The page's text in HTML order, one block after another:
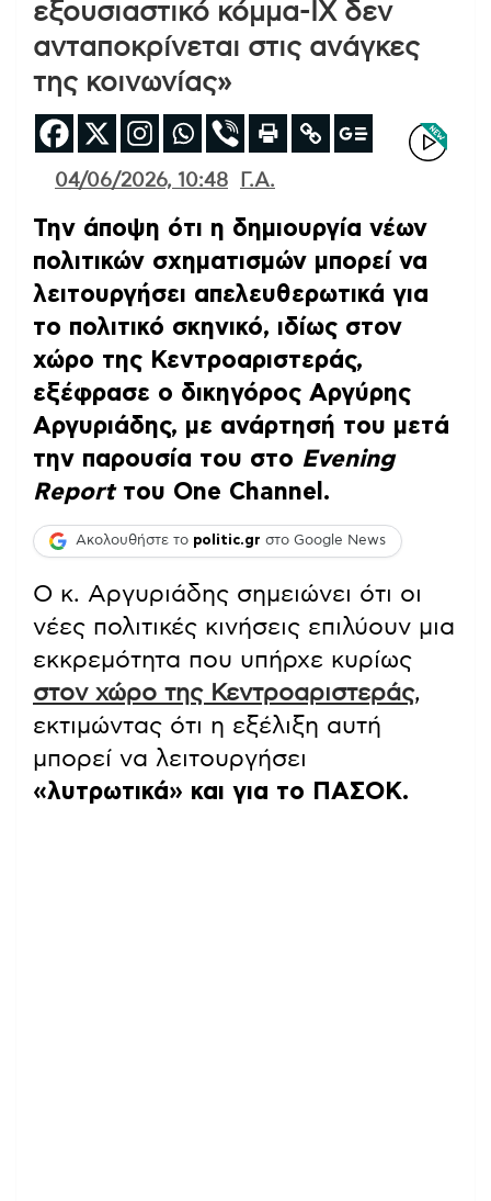
εξουσιαστικό κόμμα-ΙΧ δεν
ανταποκρίνεται στις ανάγκες
της κοινωνίας»
04/06/2026, 10:48 Γ.Α.
Την άποψη ότι η δημιουργία νέων
πολιτικών σχηματισμών μπορεί να
λειτουργήσει απελευθερωτικά για
το πολιτικό σκηνικό, ιδίως στον
χώρο της Κεντροαριστεράς,
εξέφρασε ο δικηγόρος Αργύρης
Αργυριάδης, με ανάρτησή του μετά
την παρουσία του στο Evening
Reportτου One Channel.
Ακολουθήστε το politic.gr στο Google News
Ο κ. Αργυριάδης σημειώνει ότι οι
νέες πολιτικές κινήσεις επιλύουν μια
εκκρεμότητα που υπήρχε κυρίως
στον χώρο της Κεντροαριστεράς,
εκτιμώντας ότι η εξέλιξη αυτή
μπορεί να λειτουργήσει
«λυτρωτικά» και για το ΠΑΣΟΚ.